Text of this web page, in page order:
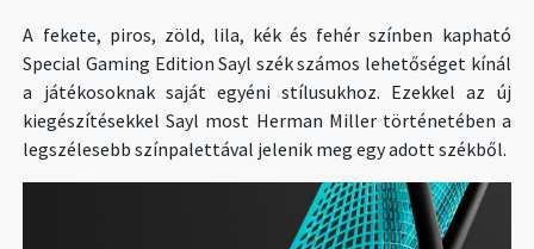
A fekete, piros, zöld, lila, kék és fehér színben kapható
Special Gaming Edition Sayl szék számos lehetőséget kínál
a játékosoknak saját egyéni stílusukhoz. Ezekkel az új
kiegészítésekkel Sayl most Herman Miller történetében a
legszélesebb színpalettával jelenik meg egy adott székből.